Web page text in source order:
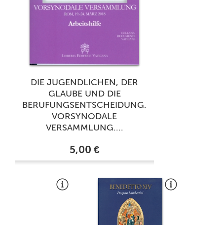
DIE JUGENDLICHEN, DER
GLAUBE UND DIE
BERUFUNGSENTSCHEIDUNG.
VORSYNODALE
VERSAMMLUNG....
5,00 €